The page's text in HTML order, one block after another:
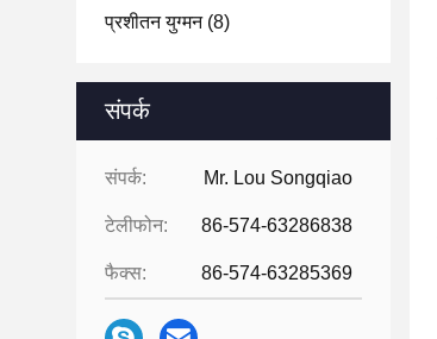
प्रशीतन युग्मन(8)
संपर्क
संपर्क: Mr. Lou Songqiao
टेलीफोन: 86-574-63286838
फैक्स: 86-574-63285369